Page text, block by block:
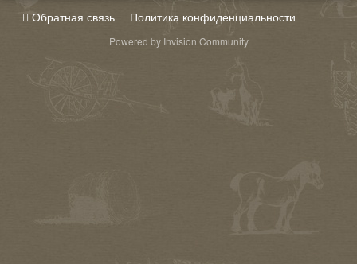
Обратная связь Политика конфиденциальности
Powered by Invision Community